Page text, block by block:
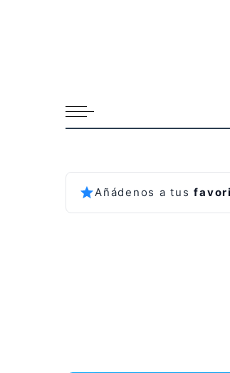
Añádenos a tus